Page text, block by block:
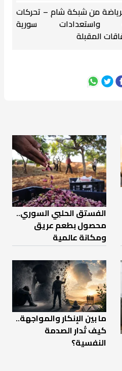
من شبكة شام – تحركات
واستعدادات سورية
المقبلة
الفستق الحلبي السوري..
محصول بطعم عريق
ومكانة عالمية
ما بين الإنكار والمواجهة..
كيف تُدار الصدمة
النفسية؟